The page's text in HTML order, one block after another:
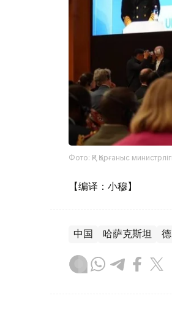
Фото: ҚР Қорғаныс министрлігі
【编译：小穆】
中国 哈萨克斯坦